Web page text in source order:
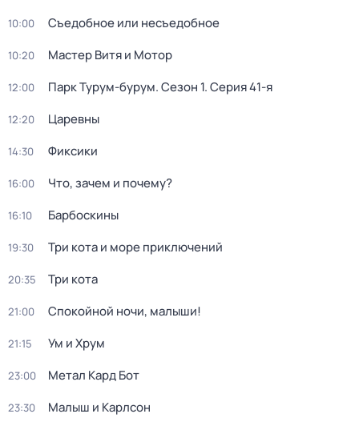
10:00 Съедобное или несъедобное
10:20 Мастер Витя и Мотор
12:00 Парк Турум-бурум. Сезон 1. Серия 41-я
12:20 Царевны
14:30 Фиксики
16:00 Что, зачем и почему?
16:10 Барбоскины
19:30 Три кота и море приключений
20:35 Три кота
21:00 Спокойной ночи, малыши!
21:15 Ум и Хрум
23:00 Метал Кард Бот
23:30 Малыш и Карлсон